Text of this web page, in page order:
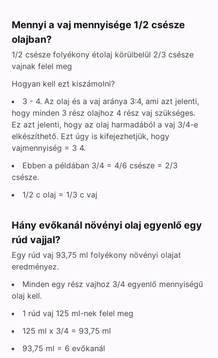
Mennyi a vaj mennyisége 1/2 csésze
olajban?
1/2 csésze folyékony étolaj körülbelül 2/3 csésze
vajnak felel meg
Hogyan kell ezt kiszámolni?
3 - 4. Az olaj és a vaj aránya 3:4, ami azt jelenti,
hogy minden 3 rész olajhoz 4 rész vaj szükséges.
Ez azt jelenti, hogy az olaj harmadából a vaj 3/4-e
elkészíthető. Ezt úgy is kifejezhetjük, hogy
vajmennyiség = 3 4.
Ebben a példában 3/4 = 4/6 csésze = 2/3
csésze.
1/2 c olaj = 1/3 c vaj
Hány evőkanál növényi olaj egyenlő egy
rúd vajjal?
Egy rúd vaj 93,75 ml folyékony növényi olajat
eredményez.
Minden egy rész vajhoz 3/4 egyenlő mennyiségű
olaj kell.
1 rúd vaj 125 ml-nek felel meg
125 ml x 3/4 = 93,75 ml
93,75 ml = 6 evőkanál